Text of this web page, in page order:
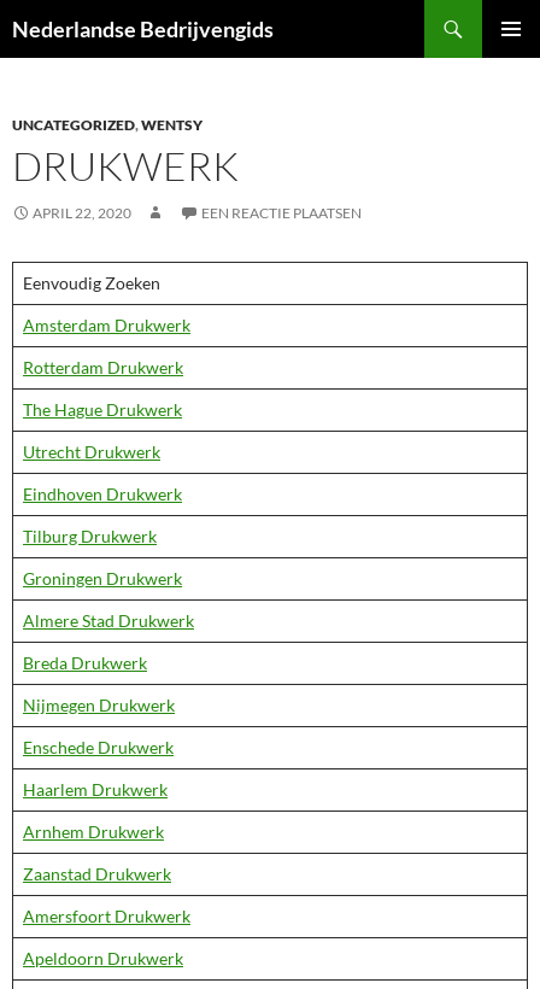
naar
Nederlandse Bedrijvengids
UNCATEGORIZED,WENTSY
DRUKWERK
APRIL 22, 2020 EEN REACTIE PLAATSEN
Eenvoudig Zoeken
Amsterdam Drukwerk
Rotterdam Drukwerk
The Hague Drukwerk
Utrecht Drukwerk
Eindhoven Drukwerk
Tilburg Drukwerk
Groningen Drukwerk
Almere Stad Drukwerk
Breda Drukwerk
Nijmegen Drukwerk
Enschede Drukwerk
Haarlem Drukwerk
Arnhem Drukwerk
Zaanstad Drukwerk
Amersfoort Drukwerk
Apeldoorn Drukwerk